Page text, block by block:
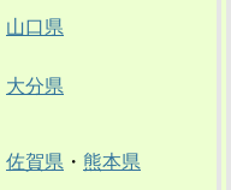
山口県
大分県
佐賀県 ・ 熊本県